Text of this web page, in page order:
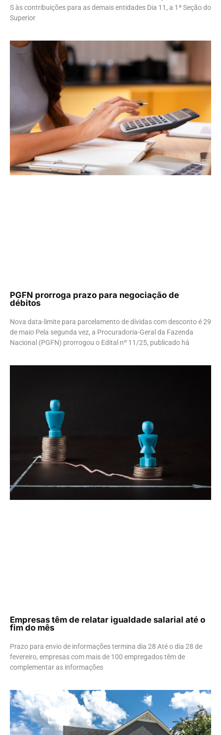
S às contribuições para as demais entidades Dia 11, a 1ª Seção do
Superior
PGFN prorroga prazo para negociação de
débitos
Nova data-limite para parcelamento de dívidas com desconto é 29
de maio Pela segunda vez, a Procuradoria-Geral da Fazenda
Nacional (PGFN) prorrogou o Edital nº 11/25, publicado há
Empresas têm de relatar igualdade salarial até o
fim do mês
Prazo para envio de informações termina dia 28 Até o dia 28 de
fevereiro, empresas com mais de 100 empregados têm de
complementar as informações